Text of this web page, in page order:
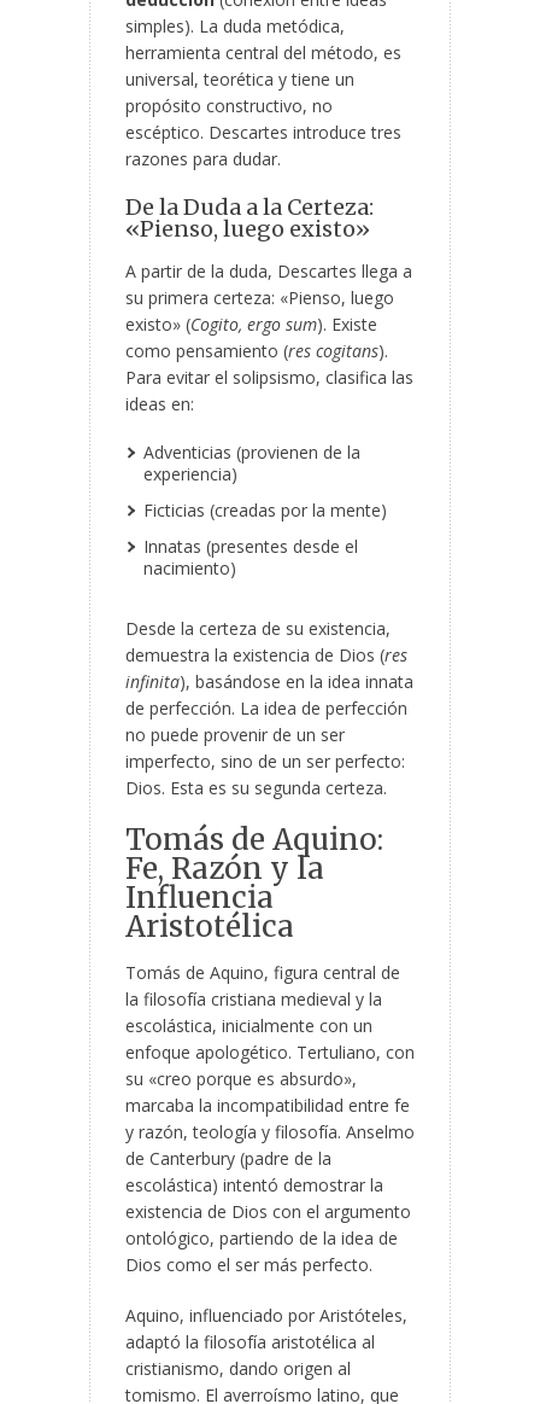
simples). La duda metódica,
herramienta central del método, es
universal, teorética y tiene un
propósito constructivo, no
escéptico. Descartes introduce tres
razones para dudar.
De la Duda a la Certeza:
«Pienso, luego existo»
A partir de la duda, Descartes llega a
su primera certeza: «Pienso, luego
existo» (Cogito, ergo sum). Existe
como pensamiento (res cogitans).
Para evitar el solipsismo, clasifica las
ideas en:
Adventicias (provienen de la
experiencia)
Ficticias (creadas por la mente)
Innatas (presentes desde el
nacimiento)
Desde la certeza de su existencia,
demuestra la existencia de Dios (res
infinita), basándose en la idea innata
de perfección. La idea de perfección
no puede provenir de un ser
imperfecto, sino de un ser perfecto:
Dios. Esta es su segunda certeza.
Tomás de Aquino:
Fe, Razón y la
Influencia
Aristotélica
Tomás de Aquino, figura central de
la filosofía cristiana medieval y la
escolástica, inicialmente con un
enfoque apologético. Tertuliano, con
su «creo porque es absurdo»,
marcaba la incompatibilidad entre fe
y razón, teología y filosofía. Anselmo
de Canterbury (padre de la
escolástica) intentó demostrar la
existencia de Dios con el argumento
ontológico, partiendo de la idea de
Dios como el ser más perfecto.
Aquino, influenciado por Aristóteles,
adaptó la filosofía aristotélica al
cristianismo, dando origen al
tomismo. El averroísmo latino, que